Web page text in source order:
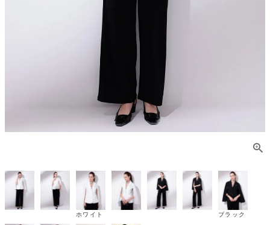
ホワイト ブラック